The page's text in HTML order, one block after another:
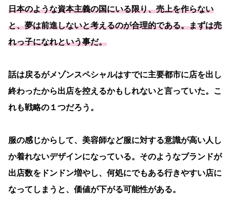
日本のような資本主義の国にいる限り、売上を作らない
と、夢は前進しないと考えるのが合理的である。まずは売
れっ子になれという事だ。
話は戻るがメゾンスペシャルはすでに主要都市に店を出し
終わったから出店を控えるかもしれないと言っていた。こ
れも戦略の１つだろう。
服の感じからして、美容師など服に対する意識が高い人し
か着れないデザインになっている。そのようなブランドが
出店数をドンドン増やし、何処にでもある行きやすい店に
なってしまうと、価値が下がる可能性がある。